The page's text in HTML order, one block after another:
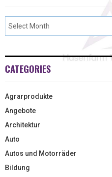
CATEGORIES
Agrarprodukte
Angebote
Architektur
Auto
Autos und Motorräder
Bildung